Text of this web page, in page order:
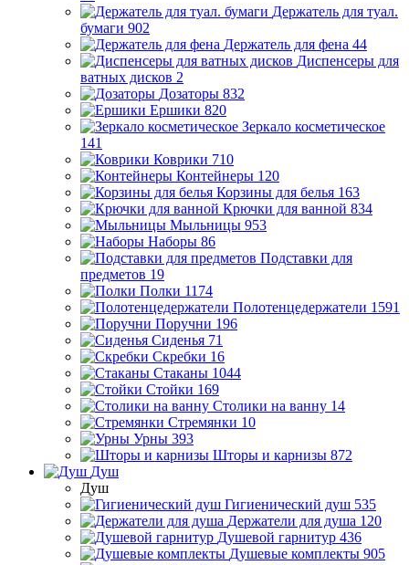
Держатель для туал.
бумаги 902
Держатель для фена 44
Диспенсеры для
ватных дисков 2
Дозаторы 832
Ершики 820
Зеркало косметическое
141
Коврики 710
Контейнеры 120
Корзины для белья 163
Крючки для ванной 834
Мыльницы 953
Наборы 86
Подставки для
предметов 19
Полки 1174
Полотенцедержатели 1591
Поручни 196
Сиденья 71
Скребки 16
Стаканы 1044
Стойки 169
Столики на ванну 14
Стремянки 10
Урны 393
Шторы и карнизы 872
Душ
Душ
Гигиенический душ 535
Держатели для душа 120
Душевой гарнитур 436
Душевые комплекты 905